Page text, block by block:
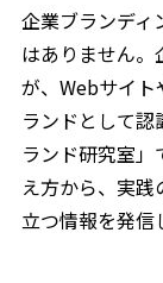
企業ブランディ
はありません
が、Webサイ
ランドとして認
ランド研究室
え方から、実
立つ情報を発信